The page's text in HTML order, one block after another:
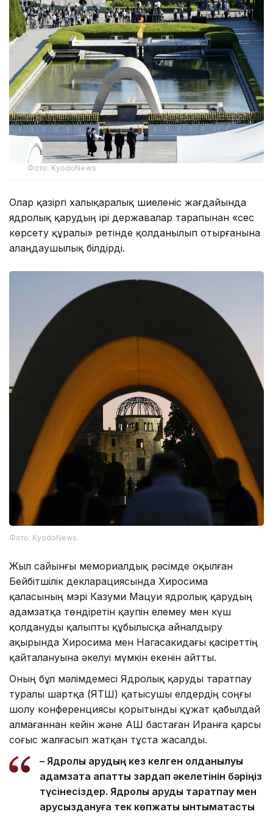
Фото: KyodoNews
Олар қазіргі халықаралық шиеленіс жағдайында
ядролық қарудың ірі державалар тарапынан «сес
көрсету құралы» ретінде қолданылып отырғанына
алаңдаушылық білдірді.
Фото: KyodoNews.
Жыл сайынғы мемориалдық рәсімде оқылған
Бейбітшілік декларациясында Хиросима
қаласының мэрі Казуми Мацуи ядролық қарудың
адамзатқа төндіретін қаупін елемеу мен күш
қолдануды қалыпты құбылысқа айналдыру
ақырында Хиросима мен Нагасакидағы қасіреттің
қайталануына әкелуі мүмкін екенін айтты.
Оның бұл мәлімдемесі Ядролық қаруды таратпау
туралы шартқа (ЯҚТШ) қатысушы елдердің соңғы
шолу конференциясы қорытынды құжат қабылдай
алмағаннан кейін және АҚШ бастаған Иранға қарсы
соғыс жалғасып жатқан тұста жасалды.
– Ядролық қарудың кез келген қолданылуы
адамзатқа апатты зардап әкелетінін бәріңіз
түсінесіздер. Ядролық қаруды таратпау мен
қарусыздануға тек көпжақты ынтымақтастық